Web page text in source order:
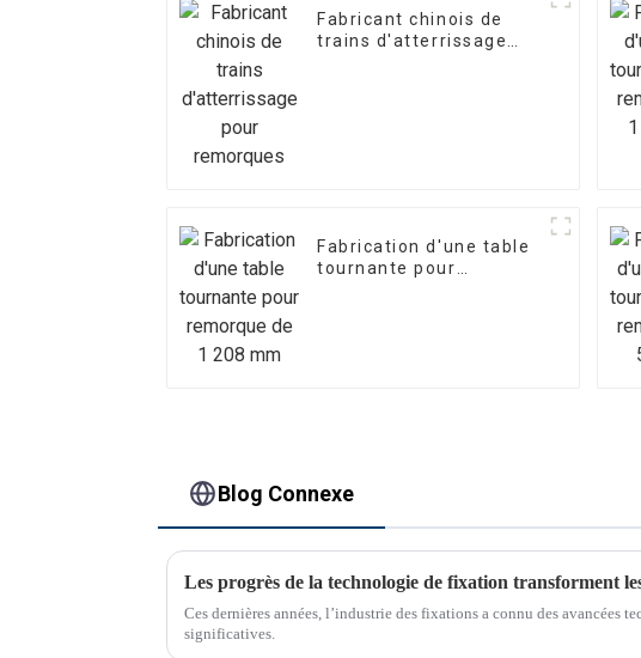
Fabricant chinois de
trains d'atterrissage
Fabrication d'une table
tournante pour
Blog Connexe
Les progrès de la technologie de fixation transforment
Ces dernières années, l’industrie des fixations a connu des avancées
significatives.